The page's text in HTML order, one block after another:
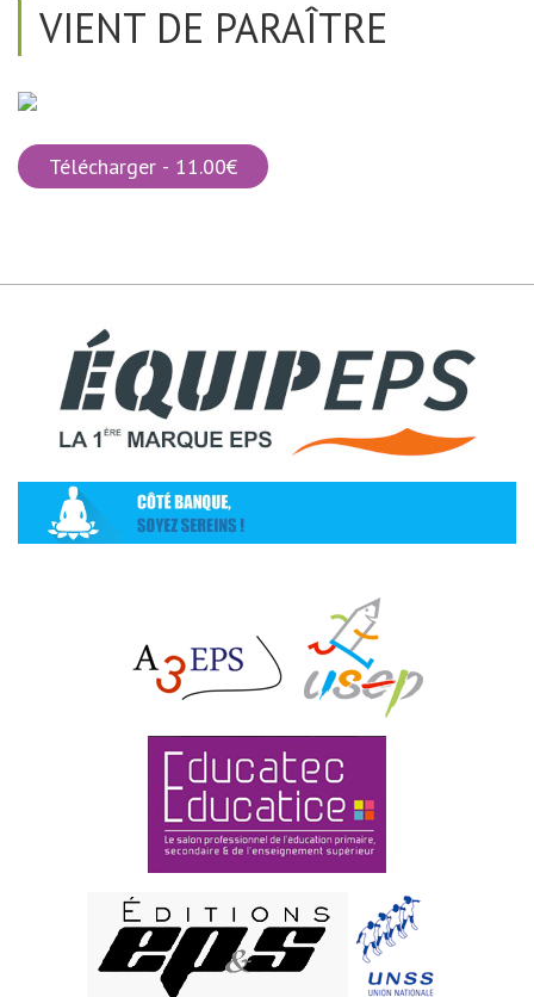
VIENT DE PARAÎTRE
Télécharger - 11.00€